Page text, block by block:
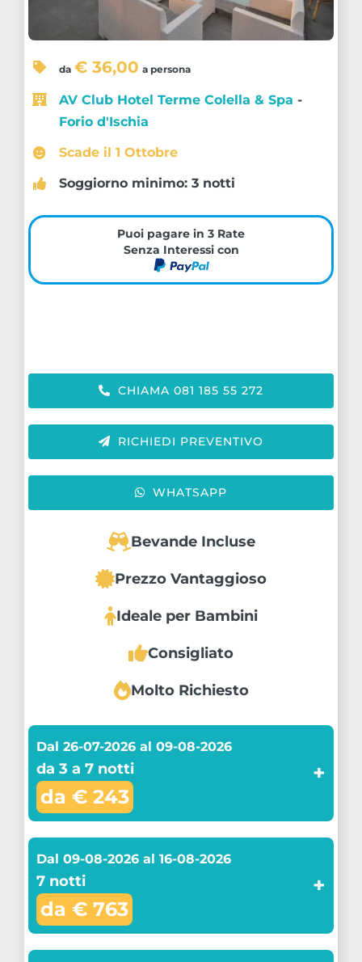
da € 36,00 a persona
AV Club Hotel Terme Colella & Spa -
Forio d'Ischia
Scade il 1 Ottobre
Soggiorno minimo: 3 notti
Puoi pagare in 3 Rate
Senza Interessi con
CHIAMA 081 185 55 272
RICHIEDI PREVENTIVO
WHATSAPP
Bevande Incluse
Prezzo Vantaggioso
Ideale per Bambini
Consigliato
Molto Richiesto
Dal 26-07-2026 al 09-08-2026
da 3 a 7 notti
da € 243
+
Dal 09-08-2026 al 16-08-2026
7 notti
da € 763
+